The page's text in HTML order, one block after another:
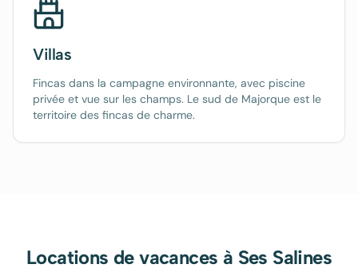
Villas
Fincas dans la campagne environnante, avec piscine
privée et vue sur les champs. Le sud de Majorque est le
territoire des fincas de charme.
Locations de vacances à Ses Salines